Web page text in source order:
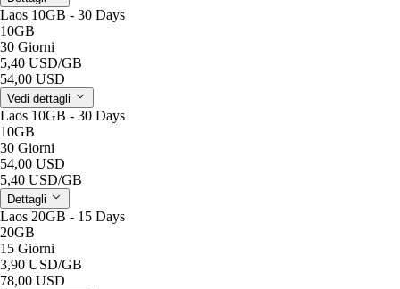
Laos 10GB - 30 Days
10GB
30 Giorni
5,40 USD/GB
54,00 USD
Vedi dettagli
Laos 10GB - 30 Days
10GB
30 Giorni
54,00 USD
5,40 USD/GB
Dettagli
Laos 20GB - 15 Days
20GB
15 Giorni
3,90 USD/GB
78,00 USD